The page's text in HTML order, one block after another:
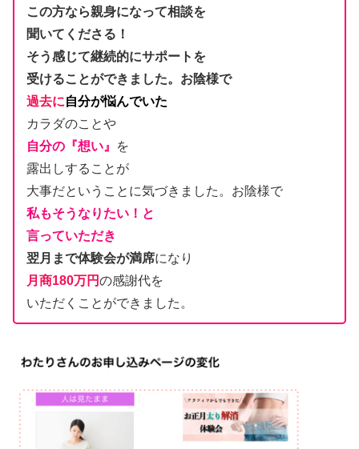
この方なら親身になって相談を
聞いてくださる！
そう感じて継続的にサポートを
受けることができました。 お陰様で
過去に自分が悩んでいた
カラダのことや
自分の『想い』
を
露出しすることが
大事だということに気づきました。お陰様で
私もそうなりたい！と
言っていただき
翌月まで体験会が満席になり
月商180万円の感謝代を
いただくことができました。